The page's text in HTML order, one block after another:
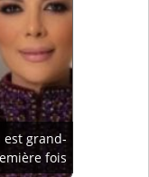
est grand-
fois